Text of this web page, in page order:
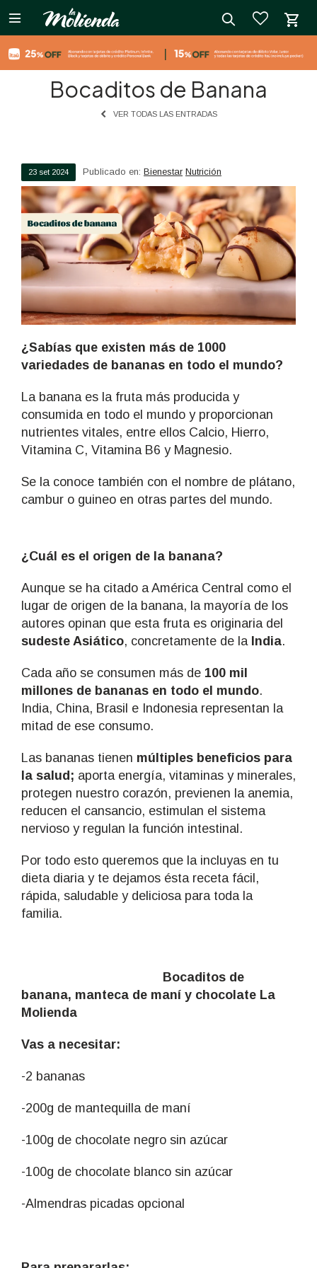

Bocaditos de Banana
VER TODAS LAS ENTRADAS
23 set 2024 Publicado en: Bienestar Nutrición
¿Sabías que existen más de 1000
variedades de bananas en todo el mundo?
La banana es la fruta más producida y
consumida en todo el mundo y proporcionan
nutrientes vitales, entre ellos Calcio, Hierro,
Vitamina C, Vitamina B6 y Magnesio.
Se la conoce también con el nombre de plátano,
cambur o guineo en otras partes del mundo.
¿Cuál es el origen de la banana?
Aunque se ha citado a América Central como el
lugar de origen de la banana, la mayoría de los
autores opinan que esta fruta es originaria del
sudeste Asiático, concretamente de la India.
Cada año se consumen más de 100 mil
millones de bananas en todo el mundo.
India, China, Brasil e Indonesia representan la
mitad de ese consumo.
Las bananas tienen múltiples beneficios para
la salud; aporta energía, vitaminas y minerales,
protegen nuestro corazón, previenen la anemia,
reducen el cansancio, estimulan el sistema
nervioso y regulan la función intestinal.
Por todo esto queremos que la incluyas en tu
dieta diaria y te dejamos ésta receta fácil,
rápida, saludable y deliciosa para toda la
familia.
Bocaditos de
banana, manteca de maní y chocolate La
Molienda
Vas a necesitar:
-2 bananas
-200g de mantequilla de maní
-100g de chocolate negro sin azúcar
-100g de chocolate blanco sin azúcar
-Almendras picadas opcional